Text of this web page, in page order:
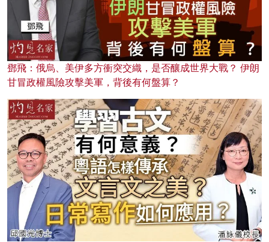
鄧飛：俄烏、美伊多方衝突交織，是否釀成世界大戰？ 伊朗
甘冒政權風險攻擊美軍，背後有何盤算？